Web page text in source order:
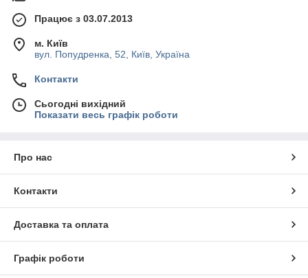
Працює з 03.07.2013
м. Київ
вул. Попудренка, 52, Київ, Україна
Контакти
Сьогодні вихідний
Показати весь графік роботи
Про нас
Контакти
Доставка та оплата
Графік роботи